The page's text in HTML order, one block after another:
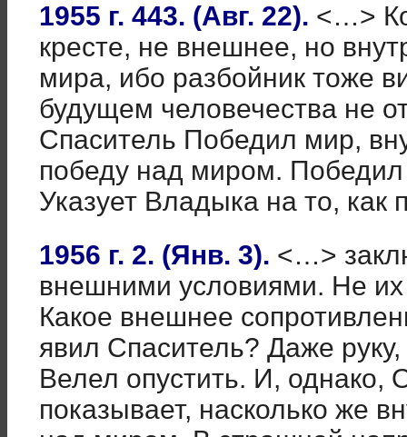
1955 г. 443. (Авг. 22). <…>
кресте, не внешнее, но
мира, ибо разбойник тоже
будущем человечества не
Спаситель Победил мир,
победу над миром.
Указует Владыка на то,
1956 г. 2. (Янв. 3). <…>
внешними условиями. Не
Какое внешнее
явил Спаситель? Даже
Велел опустить. И,
показывает, насколько же